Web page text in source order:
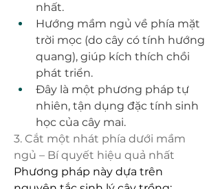
nhất.
Hướng mầm ngủ về phía mặt
trời mọc (do cây có tính hướng
quang), giúp kích thích chồi
phát triển.
Đây là một phương pháp tự
nhiên, tận dụng đặc tính sinh
học của cây mai.
3. Cắt một nhát phía dưới mầm
ngủ – Bí quyết hiệu quả nhất
Phương pháp này dựa trên